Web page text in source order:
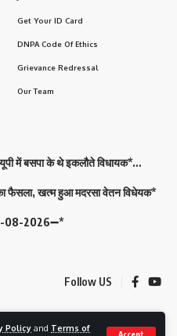
Policy and Terms of
Get Your ID Card
DNPA Code Of Ethics
Grievance Redressal
Our Team
में बसपा के थे इकलौते विधायक*…
फैसला, खत्म हुआ मदरसा वेतन विधेयक*
08-2026➖*
Follow US
Developed and Managed By